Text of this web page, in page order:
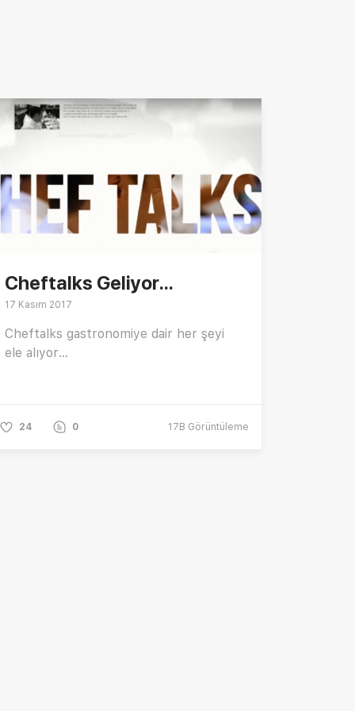
Cheftalks Geliyor...
17 Kasım 2017
Cheftalks gastronomiye dair her şeyi
ele alıyor...
24 0 17B Görüntüleme